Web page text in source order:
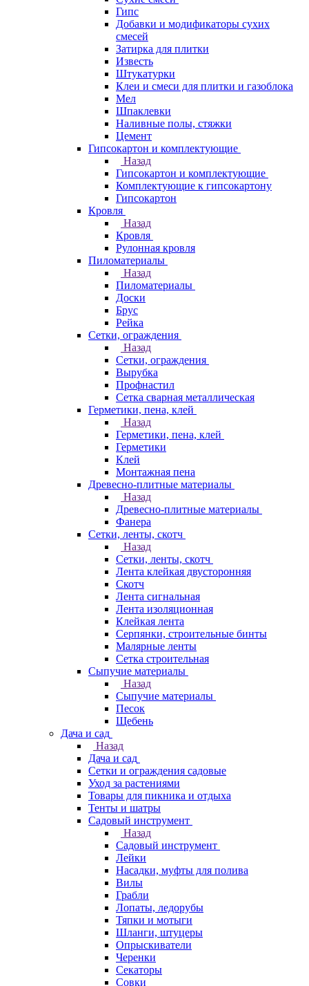
Гипс
Добавки и модификаторы сухих
смесей
Затирка для плитки
Известь
Штукатурки
Клеи и смеси для плитки и газоблока
Мел
Шпаклевки
Наливные полы, стяжки
Цемент
Гипсокартон и комплектующие
Назад
Гипсокартон и комплектующие
Комплектующие к гипсокартону
Гипсокартон
Кровля
Назад
Кровля
Рулонная кровля
Пиломатериалы
Назад
Пиломатериалы
Доски
Брус
Рейка
Сетки, ограждения
Назад
Сетки, ограждения
Вырубка
Профнастил
Сетка сварная металлическая
Герметики, пена, клей
Назад
Герметики, пена, клей
Герметики
Клей
Монтажная пена
Древесно-плитные материалы
Назад
Древесно-плитные материалы
Фанера
Сетки, ленты, скотч
Назад
Сетки, ленты, скотч
Лента клейкая двусторонняя
Скотч
Лента сигнальная
Лента изоляционная
Клейкая лента
Серпянки, строительные бинты
Малярные ленты
Сетка строительная
Сыпучие материалы
Назад
Сыпучие материалы
Песок
Щебень
Дача и сад
Назад
Дача и сад
Сетки и ограждения садовые
Уход за растениями
Товары для пикника и отдыха
Тенты и шатры
Садовый инструмент
Назад
Садовый инструмент
Лейки
Насадки, муфты для полива
Вилы
Грабли
Лопаты, ледорубы
Тяпки и мотыги
Шланги, штуцеры
Опрыскиватели
Черенки
Секаторы
Совки